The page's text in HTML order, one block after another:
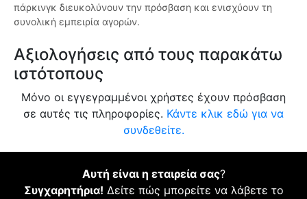
πάρκινγκ διευκολύνουν την πρόσβαση και ενισχύουν τη
συνολική εμπειρία αγορών.
Αξιολογήσεις από τους παρακάτω
ιστότοπους
Μόνο οι εγγεγραμμένοι χρήστες έχουν πρόσβαση
σε αυτές τις πληροφορίες. Κάντε κλικ εδώ για να
συνδεθείτε.
Αυτή είναι η εταιρεία σας?
Συγχαρητήρια! Δείτε πώς μπορείτε να λάβετε το